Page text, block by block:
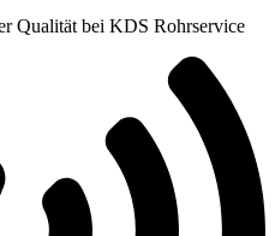
Qualität bei KDS Rohrservice